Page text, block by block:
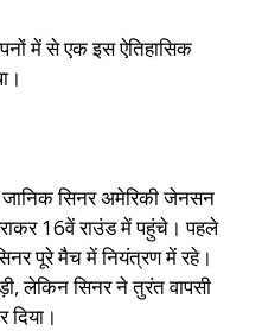
में से एक इस ऐतिहासिक
सिनर अमेरिकी जेनसन
16वें राउंड में पहुंचे। पहले
पूरे मैच में नियंत्रण में रहे।
लेकिन सिनर ने तुरंत वापसी